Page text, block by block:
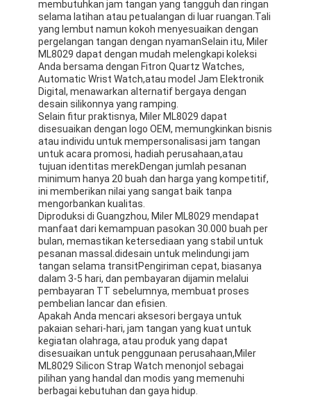
membutuhkan jam tangan yang tangguh dan ringan
selama latihan atau petualangan di luar ruangan.Tali
yang lembut namun kokoh menyesuaikan dengan
pergelangan tangan dengan nyamanSelain itu, Miler
ML8029 dapat dengan mudah melengkapi koleksi
Anda bersama dengan Fitron Quartz Watches,
Automatic Wrist Watch,atau model Jam Elektronik
Digital, menawarkan alternatif bergaya dengan
desain silikonnya yang ramping.
Selain fitur praktisnya, Miler ML8029 dapat
disesuaikan dengan logo OEM, memungkinkan bisnis
atau individu untuk mempersonalisasi jam tangan
untuk acara promosi, hadiah perusahaan,atau
tujuan identitas merekDengan jumlah pesanan
minimum hanya 20 buah dan harga yang kompetitif,
ini memberikan nilai yang sangat baik tanpa
mengorbankan kualitas.
Diproduksi di Guangzhou, Miler ML8029 mendapat
manfaat dari kemampuan pasokan 30.000 buah per
bulan, memastikan ketersediaan yang stabil untuk
pesanan massal.didesain untuk melindungi jam
tangan selama transitPengiriman cepat, biasanya
dalam 3-5 hari, dan pembayaran dijamin melalui
pembayaran TT sebelumnya, membuat proses
pembelian lancar dan efisien.
Apakah Anda mencari aksesori bergaya untuk
pakaian sehari-hari, jam tangan yang kuat untuk
kegiatan olahraga, atau produk yang dapat
disesuaikan untuk penggunaan perusahaan,Miler
ML8029 Silicon Strap Watch menonjol sebagai
pilihan yang handal dan modis yang memenuhi
berbagai kebutuhan dan gaya hidup.